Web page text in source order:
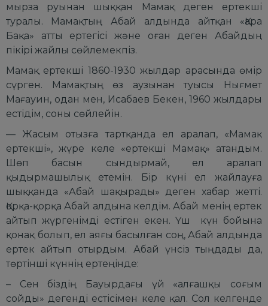
мырза руынан шыққан Мамақ деген ертекші
туралы. Мамақтың Абай алдында айтқан «Қара
Бақа» атты ертегісі және оған деген Абайдың
пікірі жайлы сөйлемекпіз.
Мамақ ертекші 1860-1930 жылдар арасында өмір
сүрген. Мамақтың өз аузынан туысы Нығмет
Мағауин, одан мен, Исабаев Бекен, 1960 жылдары
естідім, соны сөйлейін.
— Жасым отызға тартқанда ел аралап, «Мамақ
ертекші», жүре келе «ертекші Мамақ» атандым.
Шөп басын сындырмай, ел аралап
қыдырмашылық етемін. Бір күні ел жайлауға
шыққанда «Абай шақырады» деген хабар жетті.
Қорқа-қорқа Абай алдына келдім. Абай менің ертек
айтып жүргенімді естіген екен. Үш күн бойына
қонақ болып, ел аяғы басылған соң, Абай алдында
ертек айтып отырдым. Абай үнсіз тыңдады да,
төртінші күннің ертеңінде:
– Сен біздің Бауырдағы үй «алғашқы соғым
сойды» дегенді естісімен келе қал. Сол келгенде